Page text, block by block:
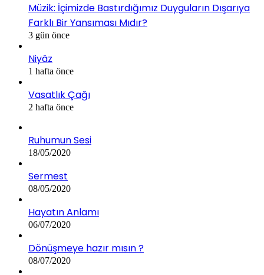
Müzik: İçimizde Bastırdığımız Duyguların Dışarıya
Farklı Bir Yansıması Mıdır?
3 gün önce
Niyâz
1 hafta önce
Vasatlık Çağı
2 hafta önce
Ruhumun Sesi
18/05/2020
Sermest
08/05/2020
Hayatın Anlamı
06/07/2020
Dönüşmeye hazır mısın ?
08/07/2020